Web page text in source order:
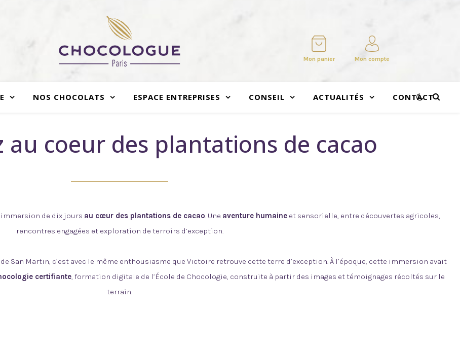
Mon panier Mon compte
NOS CHOCOLATS ESPACE ENTREPRISES CONSEIL ACTUALITÉS CONTACT
au coeur des plantations de cacao
immersion de dix jours au cœur des plantations de cacao. Une aventure humaine et sensorielle, entre découvertes agricoles,
rencontres engagées et exploration de terroirs d’exception.
San Martin, c’est avec le même enthousiasme que Victoire retrouve cette terre d’exception. À l’époque, cette immersion avait
certifiante, formation digitale de l’École de Chocologie, construite à partir des images et témoignages récoltés sur le
terrain.